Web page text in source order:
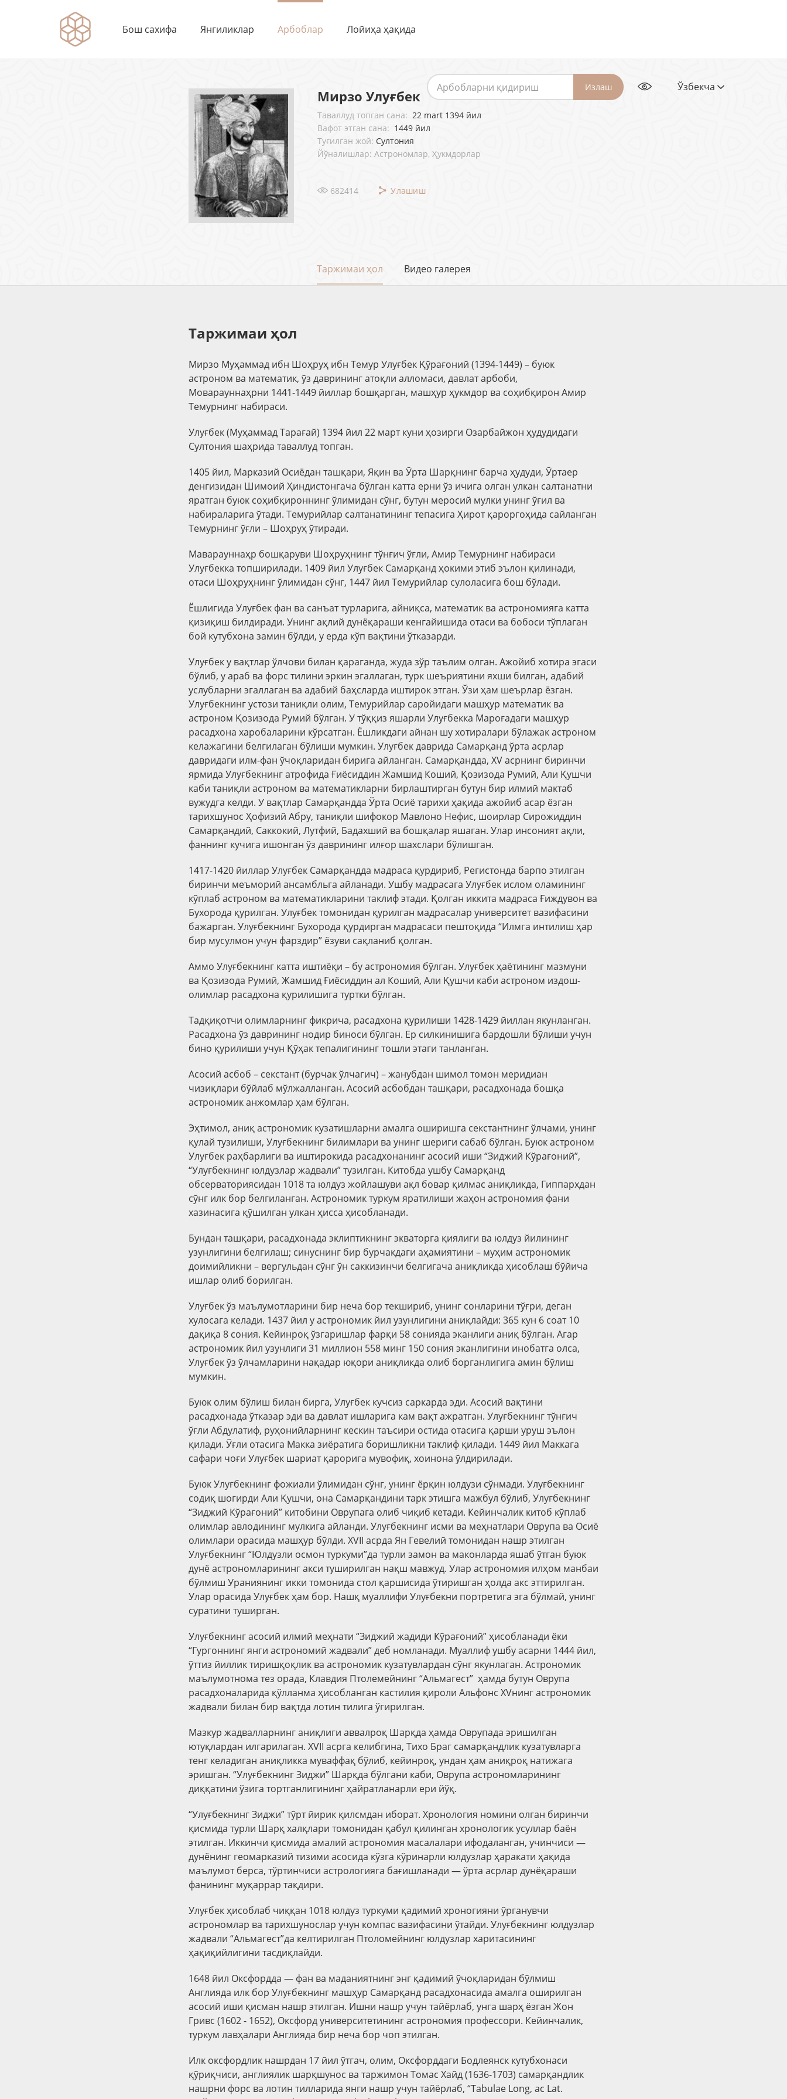
Бош сахифа Янгиликлар Арбоблар Лойиҳа ҳақида
Излаш Ўзбекча
Мирзо Улуғбек
Таваллуд топган сана: 22 mart 1394 йил
Вафот этган сана: 1449 йил
Туғилган жой: Султония
Йўналишлар: Астрономлар, Ҳукмдорлар
682414 Улашиш
Таржимаи ҳол Видео галерея
Таржимаи ҳол
Мирзо Муҳаммад ибн Шоҳруҳ ибн Темур Улуғбек Қўрағоний (1394-1449) – буюк
астроном ва математик, ўз даврининг атоқли алломаси, давлат арбоби,
Моварауннаҳрни 1441-1449 йиллар бошқарган, машҳур ҳукмдор ва соҳибқирон Амир
Темурнинг набираси.
Улуғбек (Муҳаммад Тарағай) 1394 йил 22 март куни ҳозирги Озарбайжон ҳудудидаги
Султония шаҳрида таваллуд топган.
1405 йил, Марказий Осиёдан ташқари, Яқин ва Ўрта Шарқнинг барча ҳудуди, Ўртаер
денгизидан Шимоий Ҳиндистонгача бўлган катта ерни ўз ичига олган улкан салтанатни
яратган буюк соҳибқироннинг ўлимидан сўнг, бутун меросий мулки унинг ўғил ва
набираларига ўтади. Темурийлар салтанатининг тепасига Ҳирот қароргоҳида сайланган
Темурнинг ўғли – Шоҳруҳ ўтиради.
Маварауннаҳр бошқаруви Шоҳруҳнинг тўнғич ўғли, Амир Темурнинг набираси
Улуғбекка топширилади. 1409 йил Улуғбек Самарқанд ҳокими этиб эълон қилинади,
отаси Шоҳруҳнинг ўлимидан сўнг, 1447 йил Темурийлар сулоласига бош бўлади.
Ёшлигида Улуғбек фан ва санъат турларига, айниқса, математик ва астрономияга катта
қизиқиш билдиради. Унинг ақлий дунёқараши кенгайишида отаси ва бобоси тўплаган
бой кутубхона замин бўлди, у ерда кўп вақтини ўтказарди.
Улуғбек у вақтлар ўлчови билан қараганда, жуда зўр таълим олган. Ажойиб хотира эгаси
бўлиб, у араб ва форс тилини эркин эгаллаган, турк шеъриятини яхши билган, адабий
услубларни эгаллаган ва адабий баҳсларда иштирок этган. Ўзи ҳам шеърлар ёзган.
Улуғбекнинг устози таниқли олим, Темурийлар саройидаги машҳур математик ва
астроном Қозизода Румий бўлган. У тўққиз яшарли Улуғбекка Мароғадаги машҳур
расадхона харобаларини кўрсатган. Ёшликдаги айнан шу хотиралари бўлажак астроном
келажагини белгилаган бўлиши мумкин. Улуғбек даврида Самарқанд ўрта асрлар
давридаги илм-фан ўчоқларидан бирига айланган. Самарқандда, XV асрнинг биринчи
ярмида Улуғбекнинг атрофида Ғиёсиддин Жамшид Коший, Қозизода Румий, Али Қушчи
каби таниқли астроном ва математикларни бирлаштирган бутун бир илмий мактаб
вужудга келди. У вақтлар Самарқандда Ўрта Осиё тарихи ҳақида ажойиб асар ёзган
тарихшунос Ҳофизий Абру, таниқли шифокор Мавлоно Нефис, шоирлар Сирожиддин
Самарқандий, Саккокий, Лутфий, Бадахший ва бошқалар яшаган. Улар инсоният ақли,
фаннинг кучига ишонган ўз даврининг илғор шахслари бўлишган.
1417-1420 йиллар Улуғбек Самарқандда мадраса қурдириб, Регистонда барпо этилган
биринчи меъморий ансамбльга айланади. Ушбу мадрасага Улуғбек ислом оламининг
кўплаб астроном ва математикларини таклиф этади. Қолган иккита мадраса Ғиждувон ва
Бухорода қурилган. Улуғбек томонидан қурилган мадрасалар университет вазифасини
бажарган. Улуғбекнинг Бухорода қурдирган мадрасаси пештоқида “Илмга интилиш ҳар
бир мусулмон учун фарздир” ёзуви сақланиб қолган.
Аммо Улуғбекнинг катта иштиёқи – бу астрономия бўлган. Улуғбек ҳаётининг мазмуни
ва Қозизода Румий, Жамшид Ғиёсиддин ал Коший, Али Қушчи каби астроном издош-
олимлар расадхона қурилишига туртки бўлган.
Тадқиқотчи олимларнинг фикрича, расадхона қурилиши 1428-1429 йиллан якунланган.
Расадхона ўз даврининг нодир биноси бўлган. Ер силкинишига бардошли бўлиши учун
бино қурилиши учун Қўҳак тепалигининг тошли этаги танланган.
Асосий асбоб – секстант (бурчак ўлчагич) – жанубдан шимол томон меридиан
чизиқлари бўйлаб мўлжалланган. Асосий асбобдан ташқари, расадхонада бошқа
астрономик анжомлар ҳам бўлган.
Эҳтимол, аниқ астрономик кузатишларни амалга оширишга секстантнинг ўлчами, унинг
қулай тузилиши, Улуғбекнинг билимлари ва унинг шериги сабаб бўлган. Буюк астроном
Улуғбек раҳбарлиги ва иштирокида расадхонанинг асосий иши “Зиджий Кўрағоний”,
“Улуғбекнинг юлдузлар жадвали” тузилган. Китобда ушбу Самарқанд
обсерваториясидан 1018 та юлдуз жойлашуви ақл бовар қилмас аниқликда, Гиппархдан
сўнг илк бор белгиланган. Астрономик туркум яратилиши жаҳон астрономия фани
хазинасига қўшилган улкан ҳисса ҳисобланади.
Бундан ташқари, расадхонада эклиптикнинг экваторга қиялиги ва юлдуз йилининг
узунлигини белгилаш; синуснинг бир бурчакдаги аҳамиятини – муҳим астрономик
доимийликни – вергульдан сўнг ўн саккизинчи белгигача аниқликда ҳисоблаш бўйича
ишлар олиб борилган.
Улуғбек ўз маълумотларини бир неча бор текшириб, унинг сонларини тўғри, деган
хулосага келади. 1437 йил у астрономик йил узунлигини аниқлайди: 365 кун 6 соат 10
дақиқа 8 сония. Кейинроқ ўзгаришлар фарқи 58 сонияда эканлиги аниқ бўлган. Агар
астрономик йил узунлиги 31 миллион 558 минг 150 сония эканлигини инобатга олса,
Улуғбек ўз ўлчамларини нақадар юқори аниқликда олиб борганлигига амин бўлиш
мумкин.
Буюк олим бўлиш билан бирга, Улуғбек кучсиз саркарда эди. Асосий вақтини
расадхонада ўтказар эди ва давлат ишларига кам вақт ажратган. Улуғбекнинг тўнғич
ўғли Абдулатиф, руҳонийларнинг кескин таъсири остида отасига қарши уруш эълон
қилади. Ўғли отасига Макка зиёратига боришликни таклиф қилади. 1449 йил Маккага
сафари чоғи Улуғбек шариат қарорига мувофиқ, хоинона ўлдирилади.
Буюк Улуғбекнинг фожиали ўлимидан сўнг, унинг ёрқин юлдузи сўнмади. Улуғбекнинг
содиқ шогирди Али Қушчи, она Самарқандини тарк этишга мажбул бўлиб, Улуғбекнинг
“Зиджий Кўрағоний” китобини Оврупага олиб чиқиб кетади. Кейинчалик китоб кўплаб
олимлар авлодининг мулкига айланди. Улуғбекнинг исми ва меҳнатлари Оврупа ва Осиё
олимлари орасида машҳур бўлди. XVII асрда Ян Гевелий томонидан нашр этилган
Улуғбекнинг “Юлдузли осмон туркуми”да турли замон ва маконларда яшаб ўтган буюк
дунё астрономларининг акси туширилган нақш мавжуд. Улар астрономия илҳом манбаи
бўлмиш Ураниянинг икки томонида стол қаршисида ўтиришган ҳолда акс эттирилган.
Улар орасида Улуғбек ҳам бор. Нашқ муаллифи Улуғбекни портретига эга бўлмай, унинг
суратини туширган.
Улуғбекнинг асосий илмий меҳнати “Зиджий жадиди Кўрағоний” ҳисобланади ёки
“Гургоннинг янги астрономий жадвали” деб номланади. Муаллиф ушбу асарни 1444 йил,
ўттиз йиллик тиришқоқлик ва астрономик кузатувлардан сўнг якунлаган. Астрономик
маълумотнома тез орада, Клавдия Птолемейнинг “Альмагест” ҳамда бутун Оврупа
расадхоналарида қўлланма ҳисобланган кастилия қироли Альфонс XVнинг астрономик
жадвали билан бир вақтда лотин тилига ўгирилган.
Мазкур жадвалларнинг аниқлиги аввалроқ Шарқда ҳамда Оврупада эришилган
ютуқлардан илгарилаган. XVII асрга келибгина, Тихо Браг самарқандлик кузатувларга
тенг келадиган аниқликка муваффақ бўлиб, кейинроқ, ундан ҳам аниқроқ натижага
эришган. “Улуғбекнинг Зиджи” Шарқда бўлгани каби, Оврупа астрономларининг
диққатини ўзига тортганлигининг ҳайратланарли ери йўқ.
“Улуғбекнинг Зиджи” тўрт йирик қилсмдан иборат. Хронология номини олган биринчи
қисмида турли Шарқ халқлари томонидан қабул қилинган хронологик усуллар баён
этилган. Иккинчи қисмида амалий астрономия масалалари ифодаланган, учинчиси —
дунёнинг геомарказий тизими асосида кўзга кўринарли юлдузлар ҳаракати ҳақида
маълумот берса, тўртинчиси астрологияга бағишланади — ўрта асрлар дунёқараши
фанининг муқаррар тақдири.
Улуғбек ҳисоблаб чиққан 1018 юлдуз туркуми қадимий хроногияни ўрганувчи
астрономлар ва тарихшунослар учун компас вазифасини ўтайди. Улуғбекнинг юлдузлар
жадвали “Альмагест”да келтирилган Птоломейнинг юлдузлар харитасининг
ҳақиқийлигини тасдиқлайди.
1648 йил Оксфордда — фан ва маданиятнинг энг қадимий ўчоқларидан бўлмиш
Англияда илк бор Улуғбекнинг машҳур Самарқанд расадхонасида амалга оширилган
асосий иши қисман нашр этилган. Ишни нашр учун тайёрлаб, унга шарҳ ёзган Жон
Гривс (1602 - 1652), Оксфорд университетининг астрономия профессори. Кейинчалик,
туркум лавҳалари Англияда бир неча бор чоп этилган.
Илк оксфордлик нашрдан 17 йил ўтгач, олим, Оксфорддаги Бодлеянск кутубхонаси
қўриқчиси, англиялик шарқшунос ва таржимон Томас Хайд (1636-1703) самарқандлик
нашрни форс ва лотин тилларида янги нашр учун тайёрлаб, “Tabulae Long, ас Lat.